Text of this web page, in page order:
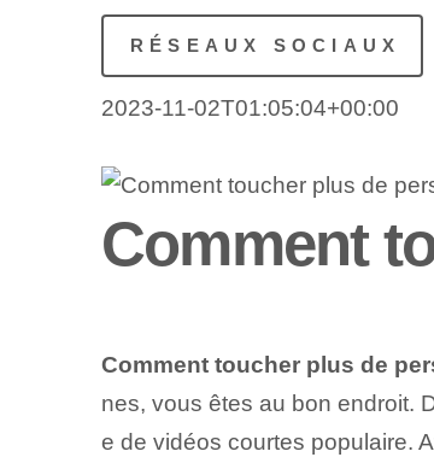
RÉSEAUX SOCIAUX
2023-11-02T01:05:04+00:00
Comment
Comment toucher plus de
nes, vous êtes au bon endroit.
e de vidéos courtes populaire.